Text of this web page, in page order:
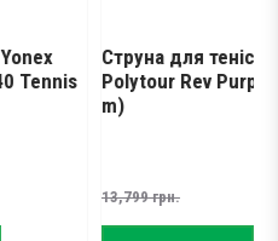
Струна для тенісу Yonex
Polytour Rev Purple (200
грн.Original
price
Current
price